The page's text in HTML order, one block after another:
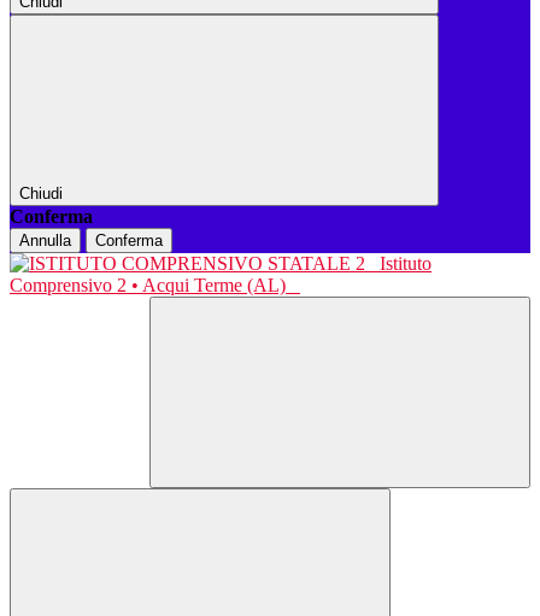
Chiudi
Conferma
Annulla Conferma
Istituto
Comprensivo 2 • Acqui Terme (AL)